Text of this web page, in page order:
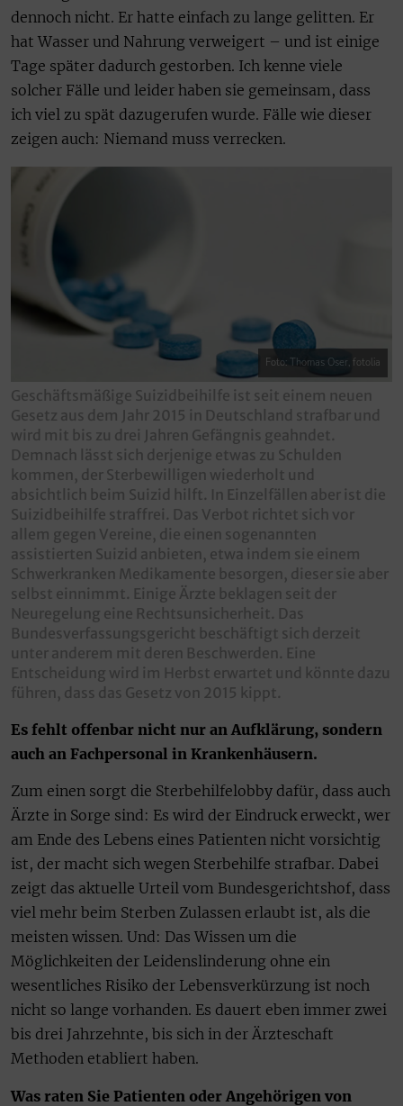
dennoch nicht. Er hatte einfach zu lange gelitten. Er
hat Wasser und Nahrung verweigert – und ist einige
Tage später dadurch gestorben. Ich kenne viele
solcher Fälle und leider haben sie gemeinsam, dass
ich viel zu spät dazugerufen wurde. Fälle wie dieser
zeigen auch: Niemand muss verrecken.
Foto: Thomas Oser, fotolia
Geschäftsmäßige Suizidbeihilfe ist seit einem neuen
Gesetz aus dem Jahr 2015 in Deutschland strafbar und
wird mit bis zu drei Jahren Gefängnis geahndet.
Demnach lässt sich derjenige etwas zu Schulden
kommen, der Sterbewilligen wiederholt und
absichtlich beim Suizid hilft. In Einzelfällen aber ist die
Suizidbeihilfe straffrei. Das Verbot richtet sich vor
allem gegen Vereine, die einen sogenannten
assistierten Suizid anbieten, etwa indem sie einem
Schwerkranken Medikamente besorgen, dieser sie aber
selbst einnimmt. Einige Ärzte beklagen seit der
Neuregelung eine Rechtsunsicherheit. Das
Bundesverfassungsgericht beschäftigt sich derzeit
unter anderem mit deren Beschwerden. Eine
Entscheidung wird im Herbst erwartet und könnte dazu
führen, dass das Gesetz von 2015 kippt.
Es fehlt offenbar nicht nur an Aufklärung, sondern
auch an Fachpersonal in Krankenhäusern.
Zum einen sorgt die Sterbehilfelobby dafür, dass auch
Ärzte in Sorge sind: Es wird der Eindruck erweckt, wer
am Ende des Lebens eines Patienten nicht vorsichtig
ist, der macht sich wegen Sterbehilfe strafbar. Dabei
zeigt das aktuelle Urteil vom Bundesgerichtshof, dass
viel mehr beim Sterben Zulassen erlaubt ist, als die
meisten wissen. Und: Das Wissen um die
Möglichkeiten der Leidenslinderung ohne ein
wesentliches Risiko der Lebensverkürzung ist noch
nicht so lange vorhanden. Es dauert eben immer zwei
bis drei Jahrzehnte, bis sich in der Ärzteschaft
Methoden etabliert haben.
Was raten Sie Patienten oder Angehörigen von